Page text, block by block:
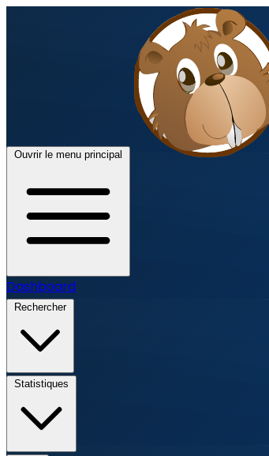
Ouvrir le menu principal
Dashboard
Rechercher
Statistiques